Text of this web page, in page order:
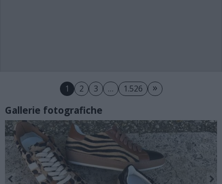
1 2 3 … 1.526 »
Gallerie fotografiche